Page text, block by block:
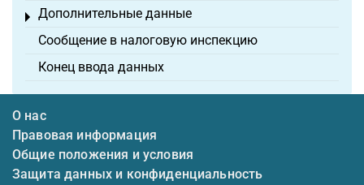
Дополнительные данные
Toggle menu
Сообщение в налоговую инспекцию
Конец ввода данных
О нас
Правовая информация
Общие положения и условия
Защита данных и конфиденциальность